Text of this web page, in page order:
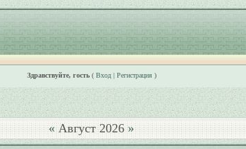
Здравствуйте, гость( Вход| Регистрация)
«Август 2026»